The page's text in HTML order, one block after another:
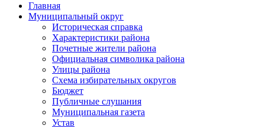
Главная
Муниципальный округ
Историческая справка
Характеристики района
Почетные жители района
Официальная символика района
Улицы района
Схема избирательных округов
Бюджет
Публичные слушания
Муниципальная газета
Устав